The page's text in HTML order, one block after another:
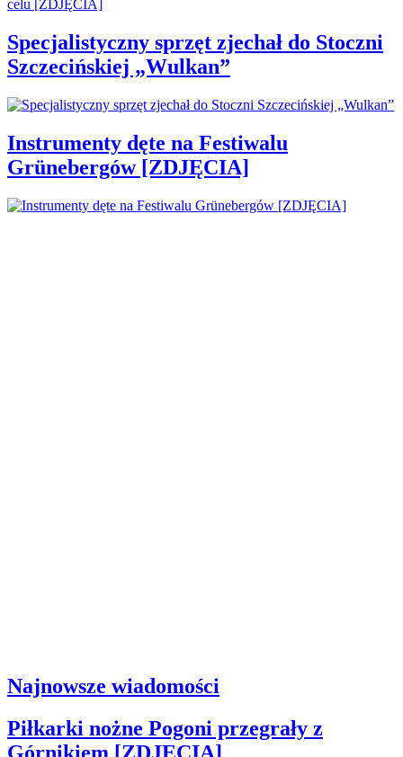
Specjalistyczny sprzęt zjechał do Stoczni
Szczecińskiej „Wulkan”
Instrumenty dęte na Festiwalu
Grünebergów [ZDJĘCIA]
Najnowsze wiadomości
Piłkarki nożne Pogoni przegrały z
Górnikiem [ZDJĘCIA]